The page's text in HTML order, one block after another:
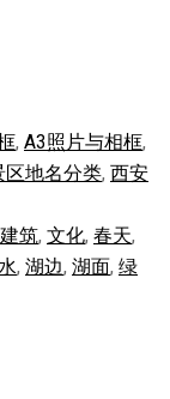
, A3照片与相框,
区地名分类, 西安
建筑, 文化, 春天,
, 湖边, 湖面, 绿